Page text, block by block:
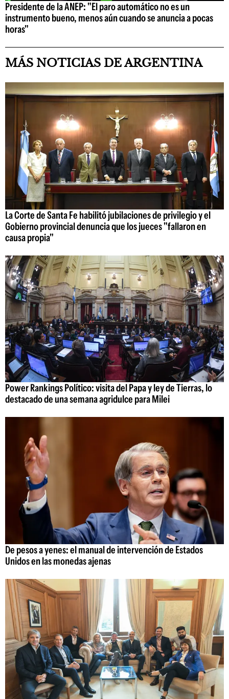
Presidente de la ANEP: "El paro automático no es un
instrumento bueno, menos aún cuando se anuncia a pocas
horas"
MÁS NOTICIAS DE ARGENTINA
La Corte de Santa Fe habilitó jubilaciones de privilegio y el
Gobierno provincial denuncia que los jueces "fallaron en
causa propia"
Power Rankings Político: visita del Papa y ley de Tierras, lo
destacado de una semana agridulce para Milei
De pesos a yenes: el manual de intervención de Estados
Unidos en las monedas ajenas